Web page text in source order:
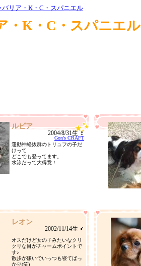
バリア・K・C・スパニエル
・K・C・スパニエル
ルピア
2004/8/31生 ♀
Gon's CRAFT
運動神経抜群のトリュフの子だ
けって
どこでも登ってます。
水泳だって大得意！
レオン
2002/11/14生 ♂
オスだけど女の子みたいなクリ
クリな目がチャームポイントで
す♪
散歩が嫌いでいっつも寝てばっ
かり(笑)